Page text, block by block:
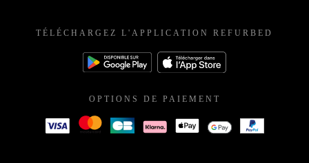
TÉLÉCHARGEZ L'APPLICATION REFURBED
OPTIONS DE PAIEMENT